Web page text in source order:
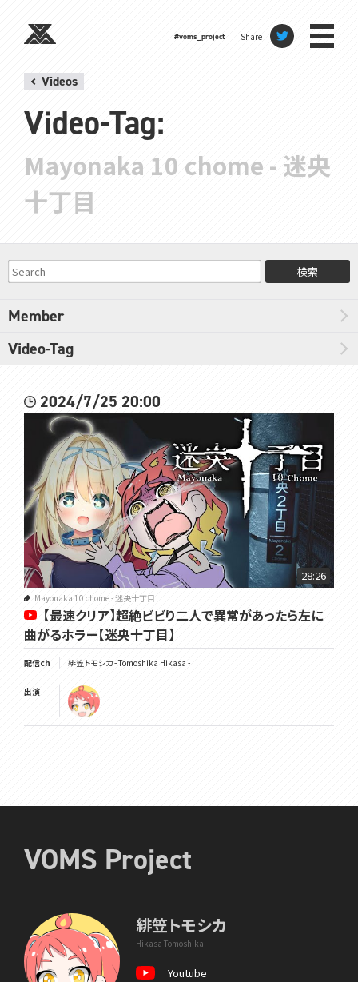
#voms_project Share
Videos
Video-Tag:
Mayonaka 10 chome - 迷央
十丁目
検索
Member
Video-Tag
2024/7/25 20:00
28:26
Mayonaka 10 chome - 迷央十丁目
【最速クリア】超絶ビビり二人で異常があったら左に
曲がるホラー【迷央十丁目】
配信ch 緋笠トモシカ - Tomoshika Hikasa -
出演
VOMS Project
緋笠トモシカ
Hikasa Tomoshika
Youtube